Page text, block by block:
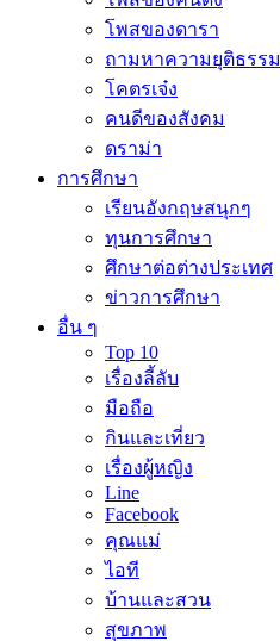
โพสของดารา
ถามหาความยุติธรรม
โคตรเจ๋ง
คนดีของสังคม
ดราม่า
การศึกษา
เรียนอังกฤษสนุกๆ
ทุนการศึกษา
ศึกษาต่อต่างประเทศ
ข่าวการศึกษา
อื่น ๆ
Top 10
เรื่องลี้ลับ
มือถือ
กินและเที่ยว
เรื่องผู้หญิง
Line
Facebook
คุณแม่
ไอที
บ้านและสวน
สุขภาพ